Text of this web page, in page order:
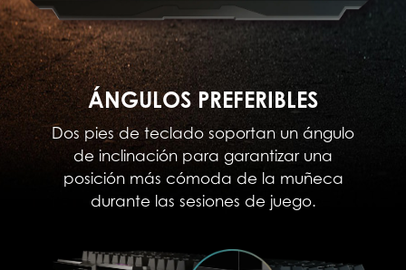
ÁNGULOS PREFERIBLES
Dos pies de teclado soportan un ángulo
de inclinación para garantizar una
posición más cómoda de la muñeca
durante las sesiones de juego.